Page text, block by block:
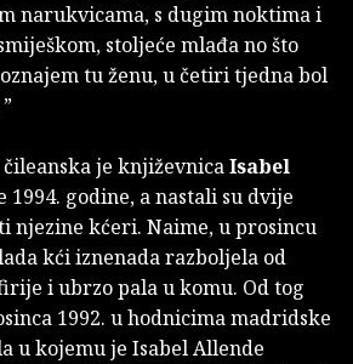
narukvicama, s dugim noktima i
stoljeće mlađa no što
tu ženu, u četiri tjedna bol
čileanska je književnicaIsabel
1994. godine, a nastali su dvije
njezine kćeri. Naime, u prosincu
kći iznenada razboljela od
i ubrzo pala u komu. Od tog
1992. u hodnicima madridske
u kojemu je Isabel Allende